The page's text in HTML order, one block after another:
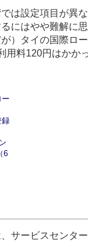
は設定項目が異
にはやや難解に
）タイの国際ロ
料120円はかか
録
6
サービスセンタ